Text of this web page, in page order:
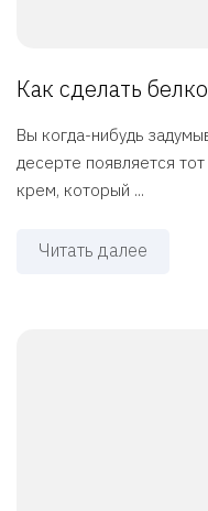
Как сделать
Вы когда-нибудь
десерте появляется
крем, который ...
Читать далее